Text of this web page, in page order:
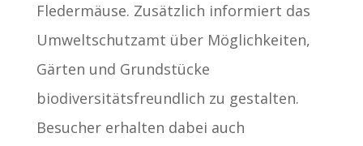
Fledermäuse. Zusätzlich informiert das
Umweltschutzamt über Möglichkeiten,
Gärten und Grundstücke
biodiversitätsfreundlich zu gestalten.
Besucher erhalten dabei auch